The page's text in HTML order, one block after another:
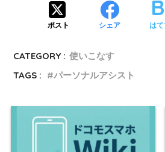
ポスト シェア は
CATEGORY : 使いこなす
TAGS :
パーソナルアシスト